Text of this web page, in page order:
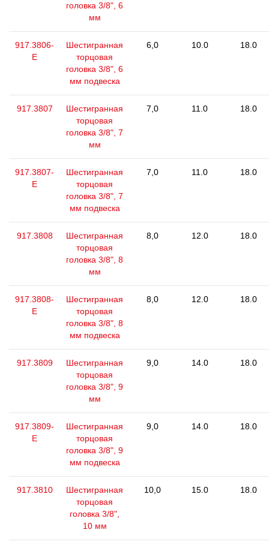
головка 3/8", 6
мм
917.3806-
E
Шестигранная
торцовая
головка 3/8", 6
мм подвеска
6,0 10.0 18.0
917.3807
Шестигранная
торцовая
головка 3/8", 7
мм
7,0 11.0 18.0
917.3807-
E
Шестигранная
торцовая
головка 3/8", 7
мм подвеска
7,0 11.0 18.0
917.3808
Шестигранная
торцовая
головка 3/8", 8
мм
8,0 12.0 18.0
917.3808-
E
Шестигранная
торцовая
головка 3/8", 8
мм подвеска
8,0 12.0 18.0
917.3809
Шестигранная
торцовая
головка 3/8", 9
мм
9,0 14.0 18.0
917.3809-
E
Шестигранная
торцовая
головка 3/8", 9
мм подвеска
9,0 14.0 18.0
917.3810
Шестигранная
торцовая
головка 3/8",
10 мм
10,0 15.0 18.0